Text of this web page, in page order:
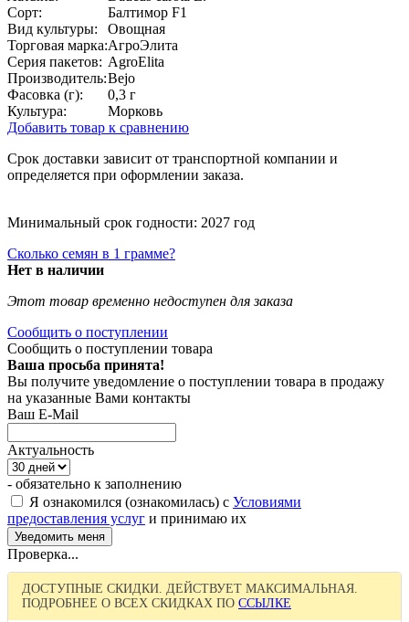
Сорт:
Балтимор F1
Вид культуры:
Овощная
Торговая марка:АгроЭлита
Серия пакетов: AgroElita
Производитель:Bejo
Фасовка (г):
0,3 г
Культура:
Морковь
Добавить товар к сравнению
Срок доставки зависит от транспортной компании и
определяется при оформлении заказа.
Минимальный срок годности: 2027 год
Сколько семян в 1 грамме?
Нет в наличии
Этот товар временно недоступен для заказа
Сообщить о поступлении
Сообщить о поступлении товара
Ваша просьба принята!
Вы получите уведомление о поступлении товара в продажу
на указанные Вами контакты
Ваш E-Mail
Актуальность
- обязательно к заполнению
Я ознакомился (ознакомилась) с Условиями
предоставления услуг и принимаю их
Проверка...
ДОСТУПНЫЕ СКИДКИ. ДЕЙСТВУЕТ МАКСИМАЛЬНАЯ.
ПОДРОБНЕЕ О ВСЕХ СКИДКАХ ПО ССЫЛКЕ